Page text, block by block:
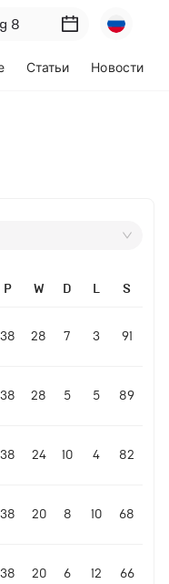
Статьи Новости
P W D L S
38 28 7 3 91
38 28 5 5 89
38 24 10 4 82
38 20 8 10 68
38 20 6 12 66